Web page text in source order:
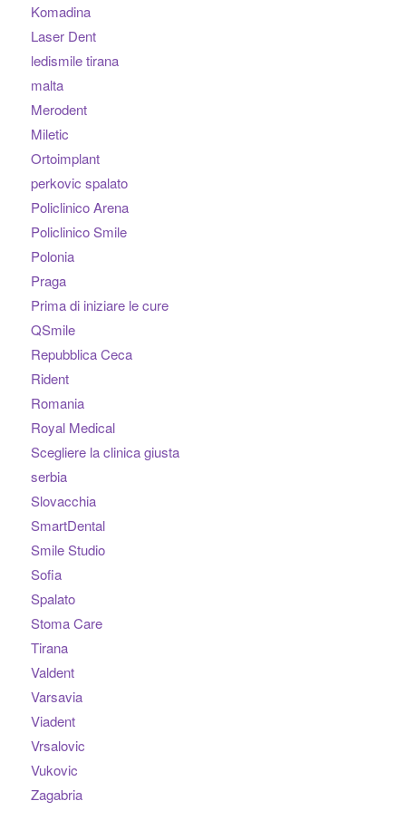
Komadina
Laser Dent
ledismile tirana
malta
Merodent
Miletic
Ortoimplant
perkovic spalato
Policlinico Arena
Policlinico Smile
Polonia
Praga
Prima di iniziare le cure
QSmile
Repubblica Ceca
Rident
Romania
Royal Medical
Scegliere la clinica giusta
serbia
Slovacchia
SmartDental
Smile Studio
Sofia
Spalato
Stoma Care
Tirana
Valdent
Varsavia
Viadent
Vrsalovic
Vukovic
Zagabria